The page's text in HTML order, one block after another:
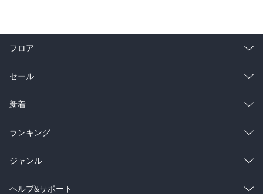
フロア
総合
ラノベ
雑誌・グラビア
BL・TL
セール
総合
ラノベ
雑誌・グラビア
BL・TL
新着
総合
ラノベ
雑誌・グラビア
ランキング
総合
ラノベ
ジャンル
コミック
ヘルプ&サポート